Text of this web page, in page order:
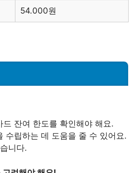
54.000원
잔여 한도를 확인해야 해요.
수립하는 데 도움을 줄 수 있어요.
니다.